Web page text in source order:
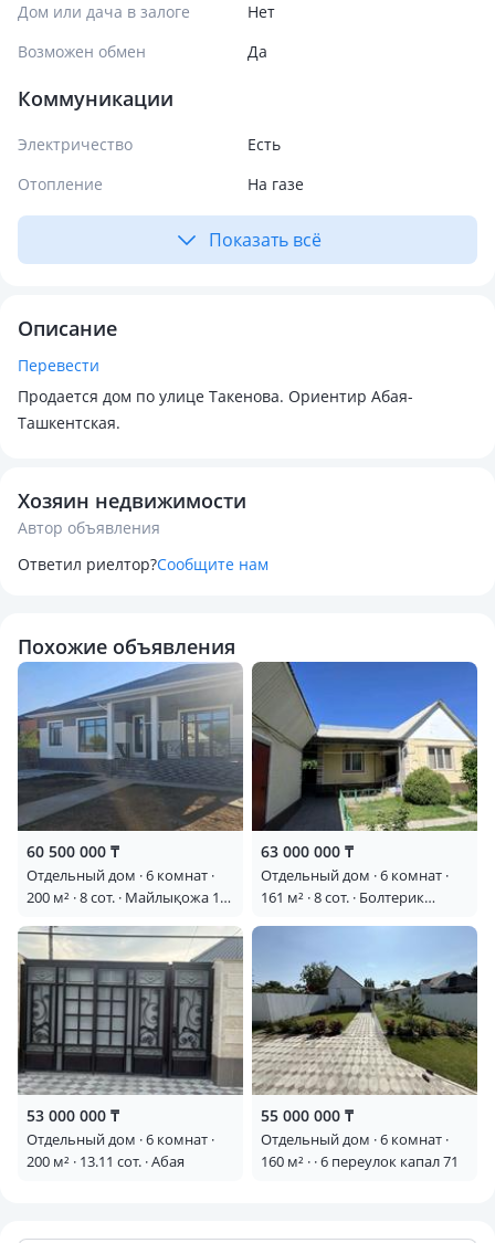
Дом или дача в залоге
Нет
Возможен обмен
Да
Коммуникации
Электричество
Есть
Отопление
На газе
Показать всё
Описание
Перевести
Продается дом по улице Такенова. Ориентир Абая-
Ташкентская.
Хозяин недвижимости
Автор объявления
Ответил риелтор?Сообщите нам
Похожие объявления
60 500 000 ₸
Отдельный дом · 6 комнат ·
200 м² · 8 сот. · Майлықожа 15
63 000 000 ₸
Отдельный дом · 6 комнат ·
161 м² · 8 сот. · Болтерик
53 000 000 ₸
Отдельный дом · 6 комнат ·
200 м² · 13.11 сот. · Абая
55 000 000 ₸
Отдельный дом · 6 комнат ·
160 м² · · 6 переулок капал 71